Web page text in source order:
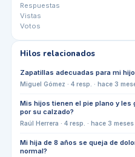
Respuestas
Vistas
Votos
Hilos relacionados
Zapatillas adecuadas para mi
Miguel Gómez · 4resp. · hace 3
Mis hijos tienen el pie plano y les
por su calzado?
Raúl Herrera · 4resp. · hace 3 meses
Mi hija de 8 años se queja de
normal?